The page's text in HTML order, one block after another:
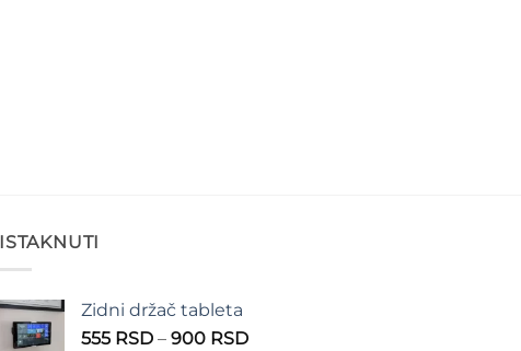
ISTAKNUTI
Zidni držač tableta
555 RSD – 900 RSDRaspon